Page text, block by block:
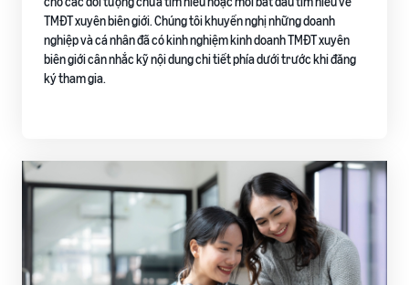
TMĐT xuyên biên giới. Chúng tôi khuyến nghị những doanh
nghiệp và cá nhân đã có kinh nghiệm kinh doanh TMĐT xuyên
biên giới cân nhắc kỹ nội dung chi tiết phía dưới trước khi đăng
ký tham gia.